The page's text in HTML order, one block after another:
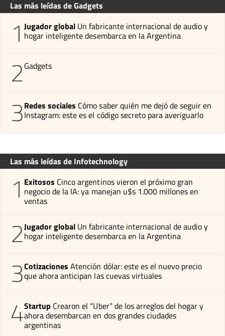
Las más leídas de Gadgets
1 Jugador global Un fabricante internacional de audio y
hogar inteligente desembarca en la Argentina
2Gadgets
3Redes sociales Cómo saber quién me dejó de seguir en
Instagram: este es el código secreto para averiguarlo
Las más leídas de Infotechnology
1 Exitosos Cinco argentinos vieron el próximo gran
negocio de la IA: ya manejan u$s 1.000 millones en
ventas
2Jugador global Un fabricante internacional de audio y
hogar inteligente desembarca en la Argentina
3Cotizaciones Atención dólar: este es el nuevo precio
que ahora anticipan las cuevas virtuales
4Startup Crearon el “Uber” de los arreglos del hogar y
ahora desembarcan en dos grandes ciudades
argentinas